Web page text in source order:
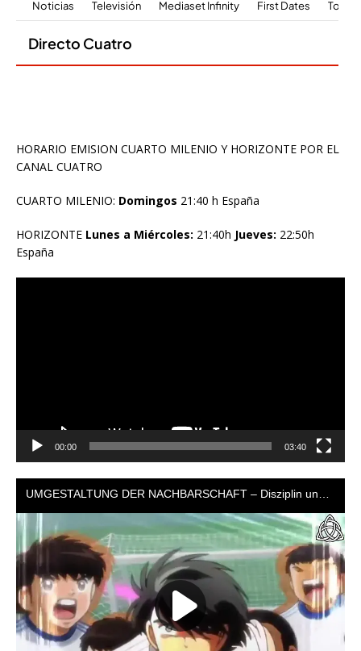
HORARIO EMISION CUARTO MILENIO Y HORIZONTE POR EL
CANAL CUATRO
CUARTO MILENIO: Domingos 21:40 h España
HORIZONTE Lunes a Miércoles: 21:40h Jueves: 22:50h
España
00:00 03:40